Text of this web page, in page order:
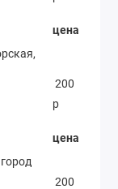
цена
200
р
цена
200